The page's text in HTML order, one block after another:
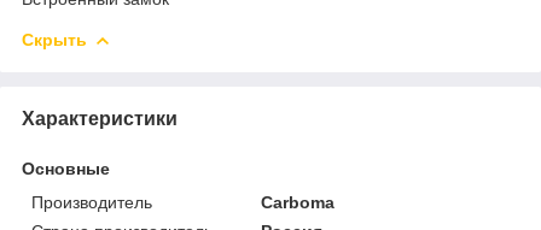
Скрыть
Характеристики
Основные
Производитель
Carboma